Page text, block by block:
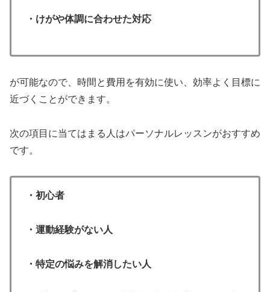
・けがや体調に合わせた対応
が可能なので、時間と費用を有効に使い、効率よく目標に
近づくことができます。
次の項目に当てはまる人はパーソナルレッスンがおすすめ
です。
・初心者
・運動経験がない人
・特定の悩みを解消したい人